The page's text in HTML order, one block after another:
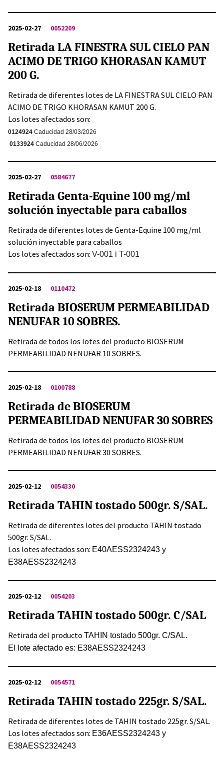
2025-02-27 0052209
Retirada LA FINESTRA SUL CIELO PAN
ACIMO DE TRIGO KHORASAN KAMUT
200 G.
Retirada de diferentes lotes de LA FINESTRA SUL CIELO PAN
ACIMO DE TRIGO KHORASAN KAMUT 200 G.
Los lotes afectados son:
0124924 Caducidad 28/03/2026
0133924 Caducidad 28/06/2026
2025-02-27 0584677
Retirada Genta-Equine 100 mg/ml
solución inyectable para caballos
Retirada de diferentes lotes de Genta-Equine 100 mg/ml
solución inyectable para caballos
Los lotes afectados son: V-001 i T-001
2025-02-18 0110472
Retirada BIOSERUM PERMEABILIDAD
NENUFAR 10 SOBRES.
Retirada de todos los lotes del producto BIOSERUM
PERMEABILIDAD NENUFAR 10 SOBRES.
2025-02-18 0100788
Retirada de BIOSERUM
PERMEABILIDAD NENUFAR 30 SOBRES
Retirada de todos los lotes del producto BIOSERUM
PERMEABILIDAD NENUFAR 30 SOBRES.
2025-02-12 0054330
Retirada TAHIN tostado 500gr. S/SAL.
Retirada de diferentes lotes del producto TAHIN tostado
500gr. S/SAL.
Los lotes afectados son: E40AESS2324243 y
E38AESS2324243
2025-02-12 0054203
Retirada TAHIN tostado 500gr. C/SAL
Retirada del producto TAHIN tostado 500gr. C/SAL.
El lote afectado es: E38AESS2324243
2025-02-12 0054571
Retirada TAHIN tostado 225gr. S/SAL.
Retirada de diferentes lotes de TAHIN tostado 225gr. S/SAL.
Los lotes afectados son: E36AESS2324243 y
E38AESS2324243